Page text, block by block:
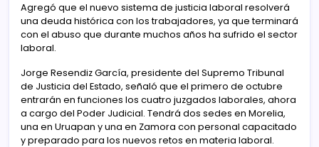
Agregó que el nuevo sistema de justicia laboral resolverá
una deuda histórica con los trabajadores, ya que terminará
con el abuso que durante muchos años ha sufrido el sector
laboral.
Jorge Resendiz García, presidente del Supremo Tribunal
de Justicia del Estado, señaló que el primero de octubre
entrarán en funciones los cuatro juzgados laborales, ahora
a cargo del Poder Judicial. Tendrá dos sedes en Morelia,
una en Uruapan y una en Zamora con personal capacitado
y preparado para los nuevos retos en materia laboral.